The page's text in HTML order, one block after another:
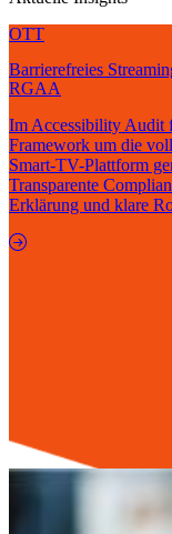
OTT
Barrierefreies
RGAA
Im Accessibility Audit
Framework um die
Smart-TV-Plattform
Transparente
Erklärung und klare